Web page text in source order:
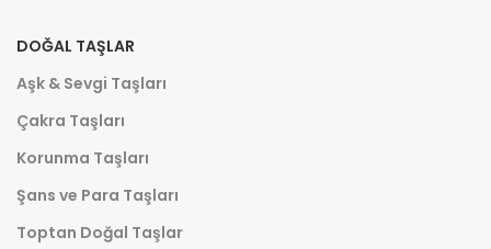
DOĞAL TAŞLAR
Aşk & Sevgi Taşları
Çakra Taşları
Korunma Taşları
Şans ve Para Taşları
Toptan Doğal Taşlar